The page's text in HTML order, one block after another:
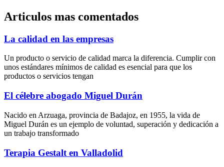
Articulos mas comentados
La calidad en las empresas
Un producto o servicio de calidad marca la diferencia. Cumplir con
unos estándares mínimos de calidad es esencial para que los
productos o servicios tengan
El célebre abogado Miguel Durán
Nacido en Arzuaga, provincia de Badajoz, en 1955, la vida de
Miguel Durán es un ejemplo de voluntad, superación y dedicación a
un trabajo transformado
Terapia Gestalt en Valladolid